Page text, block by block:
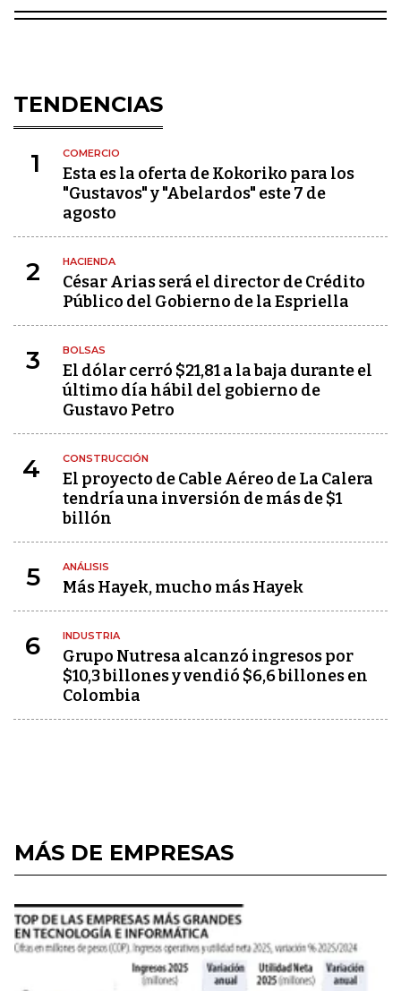
TENDENCIAS
1 COMERCIO
Esta es la oferta de Kokoriko para los
"Gustavos" y "Abelardos" este 7 de
agosto
2 HACIENDA
César Arias será el director de Crédito
Público del Gobierno de la Espriella
3 BOLSAS
El dólar cerró $21,81 a la baja durante el
último día hábil del gobierno de
Gustavo Petro
4 CONSTRUCCIÓN
El proyecto de Cable Aéreo de La Calera
tendría una inversión de más de $1
billón
5 ANÁLISIS
Más Hayek, mucho más Hayek
6 INDUSTRIA
Grupo Nutresa alcanzó ingresos por
$10,3 billones y vendió $6,6 billones en
Colombia
MÁS DE EMPRESAS